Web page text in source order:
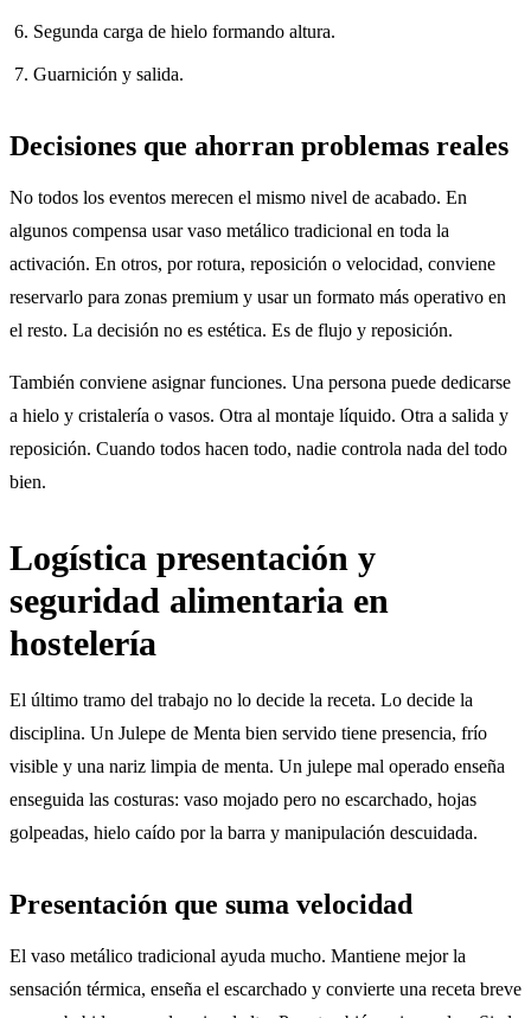
Segunda carga de hielo formando altura.
Guarnición y salida.
Decisiones que ahorran problemas reales
No todos los eventos merecen el mismo nivel de acabado. En
algunos compensa usar vaso metálico tradicional en toda la
activación. En otros, por rotura, reposición o velocidad, conviene
reservarlo para zonas premium y usar un formato más operativo en
el resto. La decisión no es estética. Es de flujo y reposición.
También conviene asignar funciones. Una persona puede dedicarse
a hielo y cristalería o vasos. Otra al montaje líquido. Otra a salida y
reposición. Cuando todos hacen todo, nadie controla nada del todo
bien.
Logística presentación y
seguridad alimentaria en
hostelería
El último tramo del trabajo no lo decide la receta. Lo decide la
disciplina. Un Julepe de Menta bien servido tiene presencia, frío
visible y una nariz limpia de menta. Un julepe mal operado enseña
enseguida las costuras: vaso mojado pero no escarchado, hojas
golpeadas, hielo caído por la barra y manipulación descuidada.
Presentación que suma velocidad
El vaso metálico tradicional ayuda mucho. Mantiene mejor la
sensación térmica, enseña el escarchado y convierte una receta breve